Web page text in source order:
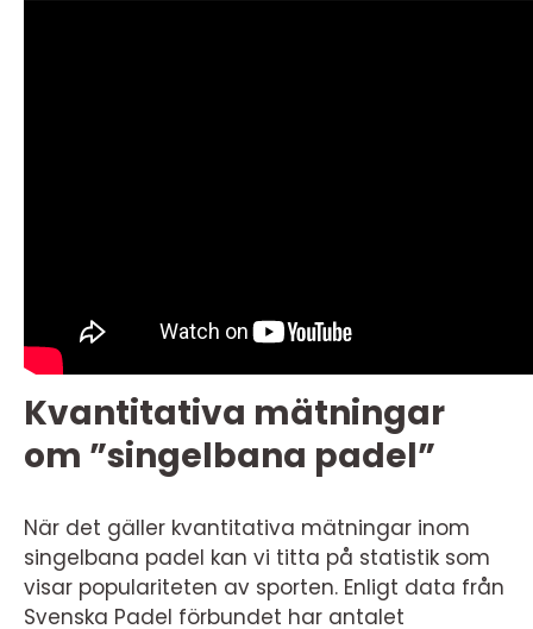
Kvantitativa mätningar
om ”singelbana padel”
När det gäller kvantitativa mätningar inom
singelbana padel kan vi titta på statistik som
visar populariteten av sporten. Enligt data från
Svenska Padel förbundet har antalet